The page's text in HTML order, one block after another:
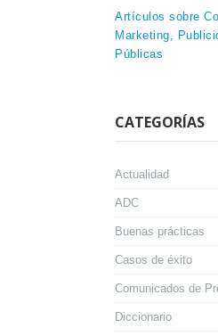
Artículos sobre
Marketing,
Públicas
CATEGORÍAS
Actualidad
ADC
Buenas prácticas
Casos de éxito
Comunicados de
Diccionario